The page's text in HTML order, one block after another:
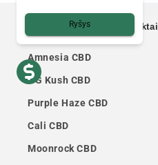
Mūsų pavyzdiniai produktai
Amnesia CBD
OG Kush CBD
Purple Haze CBD
Cali CBD
Moonrock CBD
Ryšys